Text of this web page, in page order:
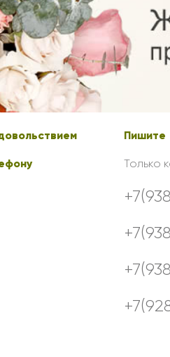
Свадьба
Свидание
Спасибо!
Только